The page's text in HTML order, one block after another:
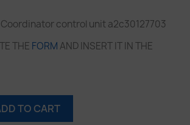
control unit a2c30127703
THE FORM AND INSERT IT IN THE
TO CART